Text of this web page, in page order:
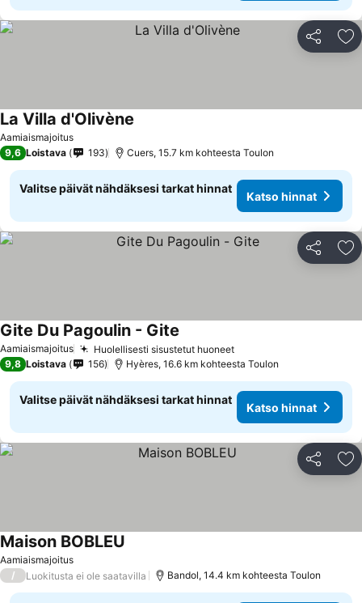
Jaa
Aamiaismajoitus
La Villa d'Olivène
9,6 Loistava 193 Cuers, 15.7 km kohteesta Toulon
Valitse päivät nähdäksesi tarkat hinnat
Katso hinnat
Jaa
Aamiaismajoitus Huolellisesti sisustetut huoneet
Gite Du Pagoulin - Gite
9,8 Loistava 156 Hyères, 16.6 km kohteesta Toulon
Valitse päivät nähdäksesi tarkat hinnat
Katso hinnat
Jaa
Aamiaismajoitus
Maison BOBLEU
/ Luokitusta ei ole saatavilla Bandol, 14.4 km kohteesta Toulon